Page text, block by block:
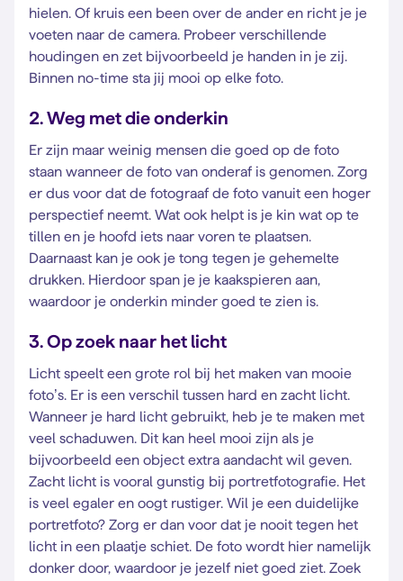
hielen. Of kruis een been over de ander en richt je je
voeten naar de camera. Probeer verschillende
houdingen en zet bijvoorbeeld je handen in je zij.
Binnen no-time sta jij mooi op elke foto.
2. Weg met die onderkin
Er zijn maar weinig mensen die goed op de foto
staan wanneer de foto van onderaf is genomen. Zorg
er dus voor dat de fotograaf de foto vanuit een hoger
perspectief neemt. Wat ook helpt is je kin wat op te
tillen en je hoofd iets naar voren te plaatsen.
Daarnaast kan je ook je tong tegen je gehemelte
drukken. Hierdoor span je je kaakspieren aan,
waardoor je onderkin minder goed te zien is.
3. Op zoek naar het licht
Licht speelt een grote rol bij het maken van mooie
foto’s. Er is een verschil tussen hard en zacht licht.
Wanneer je hard licht gebruikt, heb je te maken met
veel schaduwen. Dit kan heel mooi zijn als je
bijvoorbeeld een object extra aandacht wil geven.
Zacht licht is vooral gunstig bij portretfotografie. Het
is veel egaler en oogt rustiger. Wil je een duidelijke
portretfoto? Zorg er dan voor dat je nooit tegen het
licht in een plaatje schiet. De foto wordt hier namelijk
donker door, waardoor je jezelf niet goed ziet. Zoek